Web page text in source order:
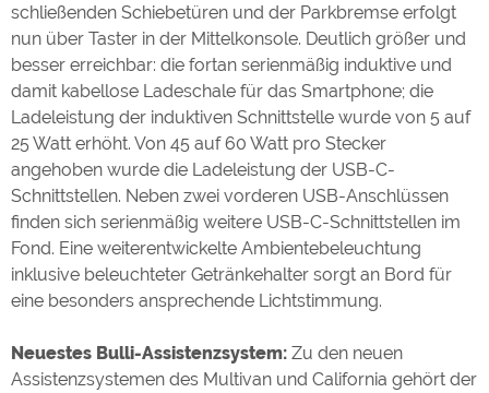
schließenden Schiebetüren und der Parkbremse erfolgt
nun über Taster in der Mittelkonsole. Deutlich größer und
besser erreichbar: die fortan serienmäßig induktive und
damit kabellose Ladeschale für das Smartphone; die
Ladeleistung der induktiven Schnittstelle wurde von 5 auf
25 Watt erhöht. Von 45 auf 60 Watt pro Stecker
angehoben wurde die Ladeleistung der USB-C-
Schnittstellen. Neben zwei vorderen USB-Anschlüssen
finden sich serienmäßig weitere USB-C-Schnittstellen im
Fond. Eine weiterentwickelte Ambientebeleuchtung
inklusive beleuchteter Getränkehalter sorgt an Bord für
eine besonders ansprechende Lichtstimmung.
Neuestes Bulli-Assistenzsystem: Zu den neuen
Assistenzsystemen des Multivan und California gehört der